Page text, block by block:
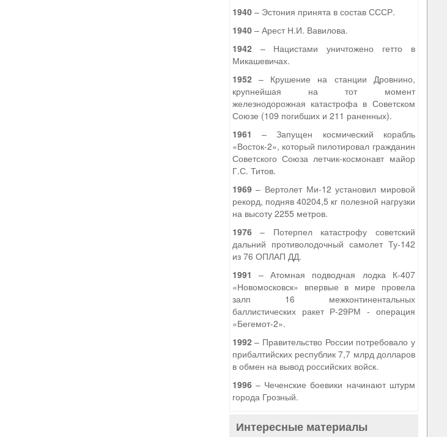
1940– Эстония принята в состав СССР.
1940– Арест Н.И. Вавилова.
1942– Нацистами уничтожено гетто в
Микашевичах.
1952– Крушение на станции Дровнино,
крупнейшая на тот момент
железнодорожная катастрофа в Советском
Союзе (109 погибших и 211 раненных).
1961 – Запущен космический корабль
«Восток-2», который пилотировал гражданин
Советского Союза летчик-космонавт майор
Г.С. Титов.
1969– Вертолет Ми-12 установил мировой
рекорд, подняв 40204,5 кг полезной нагрузки
на высоту 2255 метров.
1976– Потерпел катастрофу советский
дальний противолодочный самолет Ту-142
из 76 ОПЛАП ДД.
1991 – Атомная подводная лодка К-407
«Новомосковск» впервые в мире провела
залп 16 межконтинентальных
баллистических ракет Р-29РМ - операция
«Бегемот-2».
1992– Правительство России потребовало у
прибалтийских республик 7,7 млрд долларов
в обмен на вывод российских войск.
1996– Чеченские боевики начинают штурм
города Грозный.
Интересные материалы